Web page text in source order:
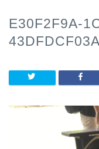
E30F2F9A-